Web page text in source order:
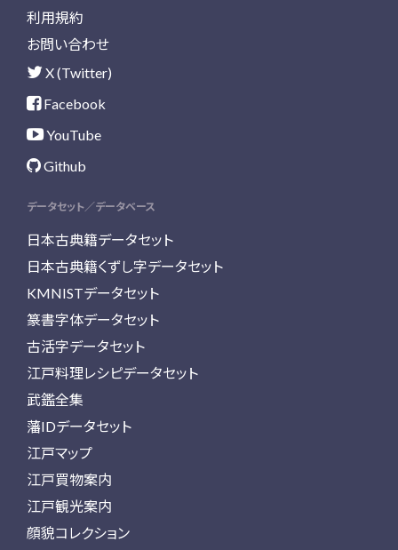
利用規約
お問い合わせ
X (Twitter)
Facebook
YouTube
Github
データセット／データベース
日本古典籍データセット
日本古典籍くずし字データセット
KMNISTデータセット
篆書字体データセット
古活字データセット
江戸料理レシピデータセット
武鑑全集
藩IDデータセット
江戸マップ
江戸買物案内
江戸観光案内
顔貌コレクション